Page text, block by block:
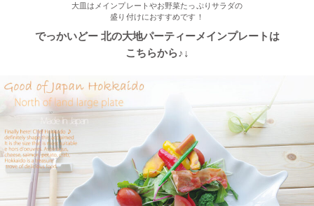
大皿はメインプレートやお野菜たっぷりサラダの
盛り付けにおすすめです！
でっかいどー 北の大地パーティーメインプレートは
こちらから♪↓